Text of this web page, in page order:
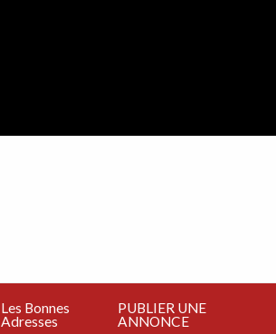
Les Bonnes
Adresses
PUBLIER UNE
ANNONCE